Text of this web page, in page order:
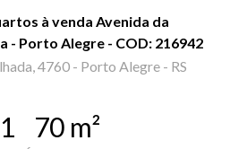
à venda Avenida da
- Porto Alegre - COD: 216942
4760 - Porto Alegre - RS
1 70 m²